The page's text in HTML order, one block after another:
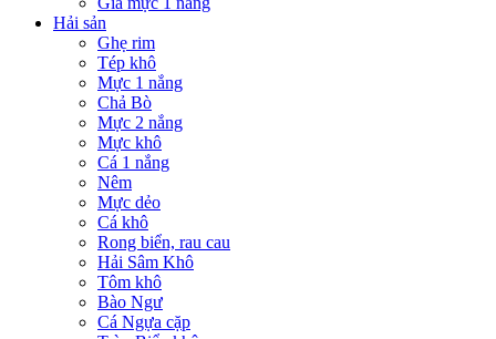
Hải sản
Ghẹ rim
Tép khô
Mực 1 nắng
Chả Bò
Mực 2 nắng
Mực khô
Cá 1 nắng
Nêm
Mực dẻo
Cá khô
Rong biển, rau cau
Hải Sâm Khô
Tôm khô
Bào Ngư
Cá Ngựa cặp